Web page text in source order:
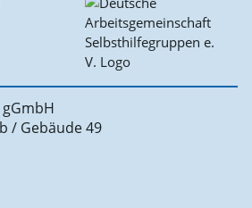
/ Gebäude 49